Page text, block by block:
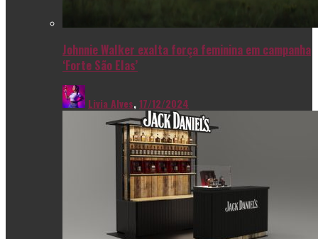
Johnnie Walker exalta força feminina em campanha
‘Forte São Elas’
Livia Alves,17/12/2024